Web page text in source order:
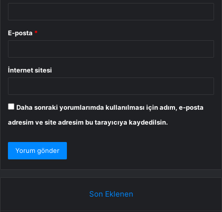
E-posta *
İnternet sitesi
Daha sonraki yorumlarımda kullanılması için adım, e-posta
adresim ve site adresim bu tarayıcıya kaydedilsin.
Son Eklenen